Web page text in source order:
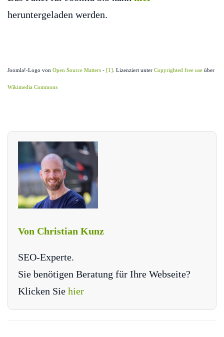
heruntergeladen werden.
Joomla!-Logo von Open Source Matters - [1] . Lizenziert unter Copyrighted free use über
Wikimedia Commons
Von Christian Kunz
SEO-Experte.
Sie benötigen Beratung für Ihre Webseite?
Klicken Sie hier